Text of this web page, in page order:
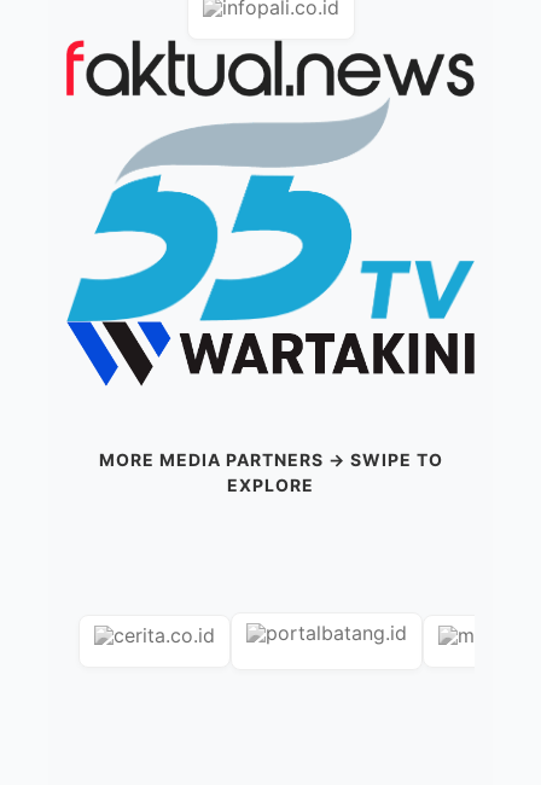
MORE MEDIA PARTNERS → SWIPE TO
EXPLORE